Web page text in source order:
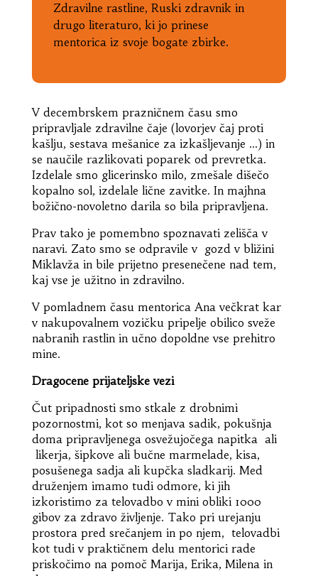
Zdravilne rastline, Ruski zdravnik in
drugo literaturo, ki jo prinese
mentorica iz svoje bogate zbirke.
V decembrskem prazničnem času smo
pripravljale zdravilne čaje (lovorjev čaj proti
kašlju, sestava mešanice za izkašljevanje …) in
se naučile razlikovati poparek od prevretka.
Izdelale smo glicerinsko milo, zmešale dišečo
kopalno sol, izdelale lične zavitke. In majhna
božično-novoletno darila so bila pripravljena.
Prav tako je pomembno spoznavati zelišča v
naravi. Zato smo se odpravile v gozd v bližini
Miklavža in bile prijetno presenečene nad tem,
kaj vse je užitno in zdravilno.
V pomladnem času mentorica Ana večkrat kar
v nakupovalnem vozičku pripelje obilico sveže
nabranih rastlin in učno dopoldne vse prehitro
mine.
Dragocene prijateljske vezi
Čut pripadnosti smo stkale z drobnimi
pozornostmi, kot so menjava sadik, pokušnja
doma pripravljenega osvežujočega napitka ali
likerja, šipkove ali bučne marmelade, kisa,
posušenega sadja ali kupčka sladkarij. Med
druženjem imamo tudi odmore, ki jih
izkoristimo za telovadbo v mini obliki 1000
gibov za zdravo življenje. Tako pri urejanju
prostora pred srečanjem in po njem, telovadbi
kot tudi v praktičnem delu mentorici rade
priskočimo na pomoč Marija, Erika, Milena in